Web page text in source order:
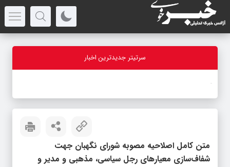
سرتیتر جدیدترین اخبار
ب
متن کامل اصلاحیه مصوبه شورای نگهبان جهت
شفاف‌سازی معیارهای رجل سیاسی، مذهبی و مدیر و